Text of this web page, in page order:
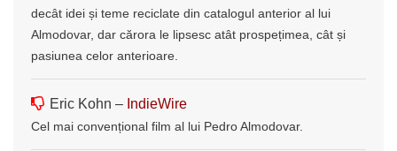
decât idei și teme reciclate din catalogul anterior al lui
Almodovar, dar cărora le lipsesc atât prospețimea, cât și
pasiunea celor anterioare.
Eric Kohn – IndieWire
Cel mai convențional film al lui Pedro Almodovar.